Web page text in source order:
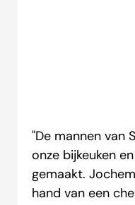
"De mannen van
onze bijkeuken
gemaakt.
hand van een